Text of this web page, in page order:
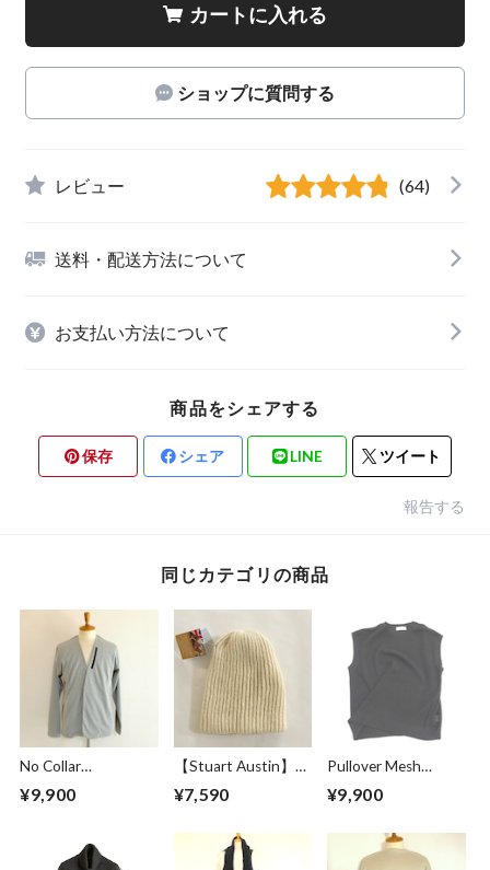
カートに入れる
ショップに質問する
レビュー (64)
送料・配送方法について
お支払い方法について
商品をシェアする
保存 シェア LINE ツイート
報告する
同じカテゴリの商品
No Collar
Cardigan Greige
¥9,900
【Stuart Austin】
Alpaca Knit Cap
White
¥7,590
Pullover Mesh
Vest Black
¥9,900